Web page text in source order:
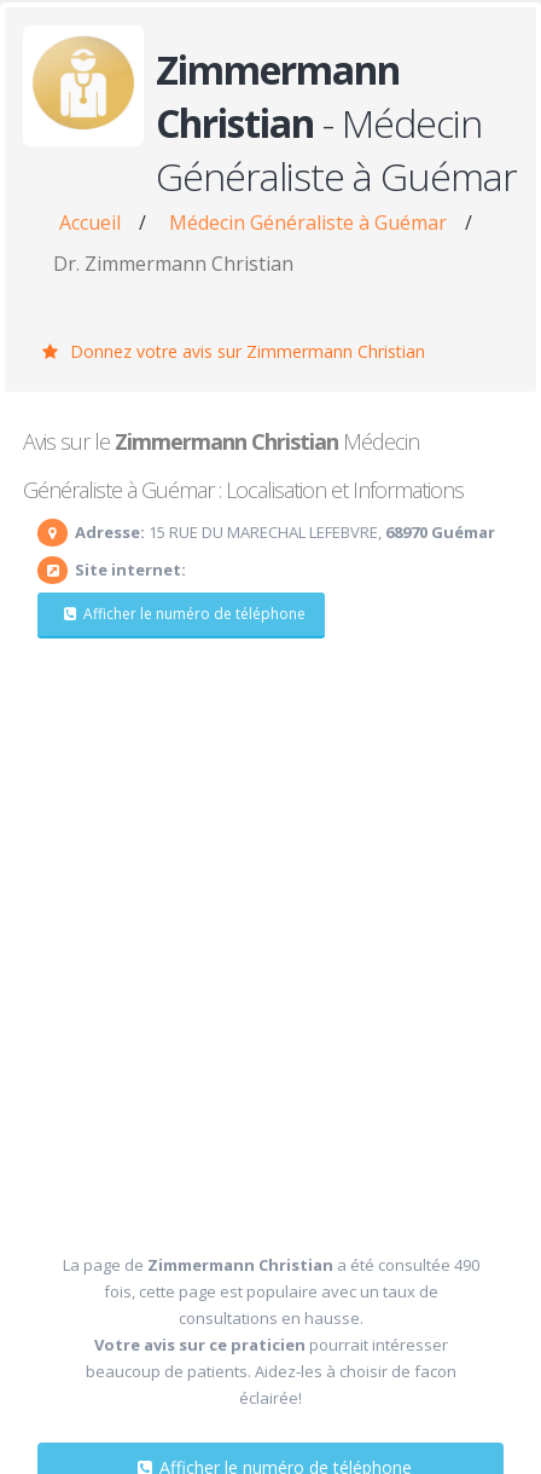
Zimmermann
Christian - Médecin
Généraliste à Guémar
Accueil / Médecin Généraliste à Guémar
/
Dr. Zimmermann Christian
Donnez votre avis sur Zimmermann Christian
Avis sur le Zimmermann Christian Médecin
Généraliste à Guémar : Localisation et Informations
Adresse: 15 RUE DU MARECHAL LEFEBVRE, 68970 Guémar
Site internet:
Afficher le numéro de téléphone
La page de Zimmermann Christian a été consultée 490
fois, cette page est populaire avec un taux de
consultations en hausse.
Votre avis sur ce praticien pourrait intéresser
beaucoup de patients. Aidez-les à choisir de facon
éclairée!
Afficher le numéro de téléphone